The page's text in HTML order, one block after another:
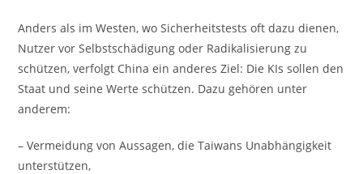
Anders als im Westen, wo Sicherheitstests oft dazu dienen,
Nutzer vor Selbstschädigung oder Radikalisierung zu
schützen, verfolgt China ein anderes Ziel: Die KIs sollen den
Staat und seine Werte schützen. Dazu gehören unter
anderem:
– Vermeidung von Aussagen, die Taiwans Unabhängigkeit
unterstützen,